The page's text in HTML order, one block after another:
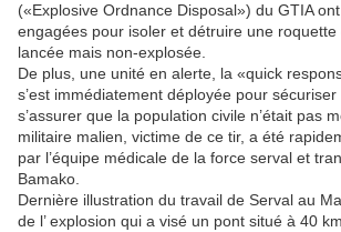
(«Explosive Ordnance Disposal») du GTIA
engagées pour isoler et détruire une
lancée mais non-explosée.
De plus, une unité en alerte, la «quick
s’est immédiatement déployée pour
s’assurer que la population civile n’était pas
militaire malien, victime de ce tir, a été
par l’équipe médicale de la force serval et
Bamako.
Dernière illustration du travail de Serval au
de l’ explosion qui a visé un pont situé à 40